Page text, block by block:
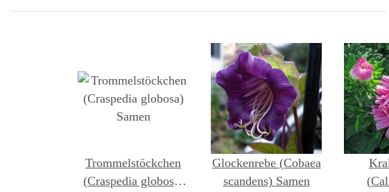
Trommelstöckchen
(Craspedia globosa)
Glockenrebe (Cobaea
scandens) Samen